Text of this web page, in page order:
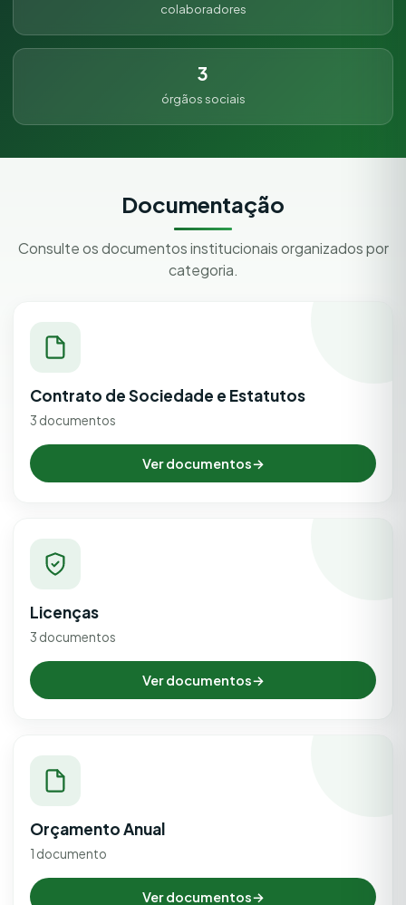
colaboradores
3
órgãos sociais
Documentação
Consulte os documentos institucionais organizados por
categoria.
Contrato de Sociedade e Estatutos
3 documentos
Ver documentos→
Licenças
3 documentos
Ver documentos→
Orçamento Anual
1 documento
Ver documentos→